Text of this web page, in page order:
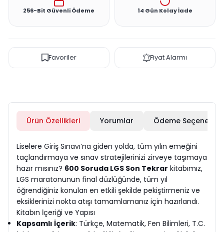
256-Bit Güvenli Ödeme 14 Gün Kolay İade
Favoriler Fiyat Alarmı
Ürün Özellikleri Yorumlar Ödeme Seçenekleri
Liselere Giriş Sınavı’na giden yolda, tüm yılın emeğini
taçlandırmaya ve sınav stratejilerinizi zirveye taşımaya
hazır mısınız? 600 Soruda LGS Son Tekrar kitabımız,
LGS maratonunun final düzlüğünde, tüm yıl
öğrendiğiniz konuları en etkili şekilde pekiştirmeniz ve
eksiklerinizi nokta atışı tamamlamanız için hazırlandı.
Kitabın İçeriği ve Yapısı
Kapsamlı İçerik: Türkçe, Matematik, Fen Bilimleri, T.C.